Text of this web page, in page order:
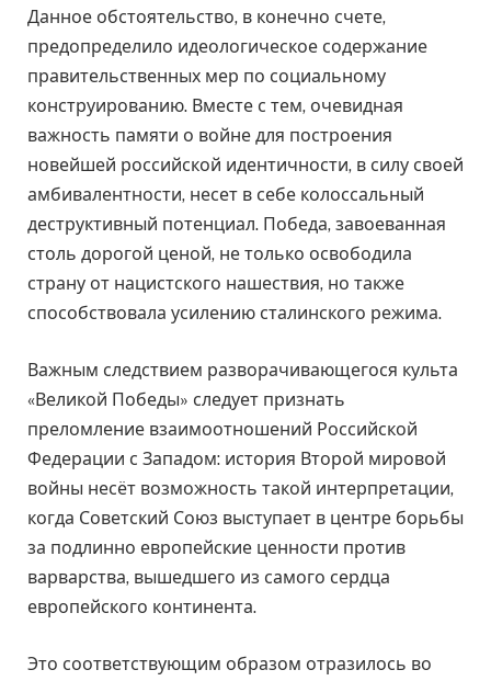
Данное обстоятельство, в конечно счете,
предопределило идеологическое содержание
правительственных мер по социальному
конструированию. Вместе с тем, очевидная
важность памяти о войне для построения
новейшей российской идентичности, в силу своей
амбивалентности, несет в себе колоссальный
деструктивный потенциал. Победа, завоеванная
столь дорогой ценой, не только освободила
страну от нацистского нашествия, но также
способствовала усилению сталинского режима.
Важным следствием разворачивающегося культа
«Великой Победы» следует признать
преломление взаимоотношений Российской
Федерации с Западом: история Второй мировой
войны несёт возможность такой интерпретации,
когда Советский Союз выступает в центре борьбы
за подлинно европейские ценности против
варварства, вышедшего из самого сердца
европейского континента.
Это соответствующим образом отразилось во